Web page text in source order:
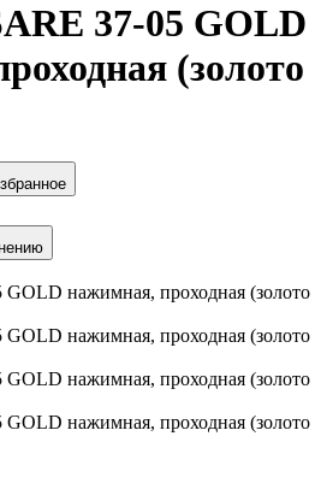
37-05 GOLD
(золото